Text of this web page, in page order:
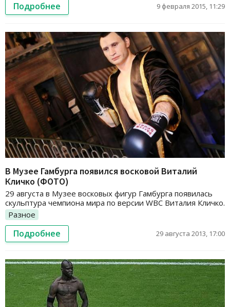
Подробнее 9 февраля 2015, 11:29
В Музее Гамбурга появился восковой Виталий
Кличко (ФОТО)
29 августа в Музее восковых фигур Гамбурга появилась
скульптура чемпиона мира по версии WBC Виталия Кличко.
Разное
Подробнее 29 августа 2013, 17:00